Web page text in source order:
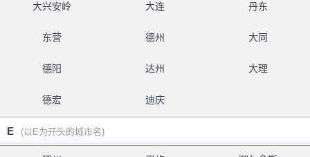
大兴安岭 大连 丹东
东营 德州 大同
德阳 达州 大理
德宏 迪庆
E (以E为开头的城市名)